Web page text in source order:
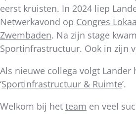
eerst kruisten. In 2024 liep
Netwerkavond op Congres
Zwembaden. Na zijn stage
Sportinfrastructuur. Ook in zijn
Als nieuwe collega volgt Lander
‘Sportinfrastructuur & Ruimte’.
Welkom bij het team en veel
dit
bericht